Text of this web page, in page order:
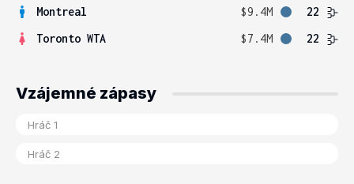
Montreal $9.4M
22
Toronto WTA
$7.4M 22
Vzájemné zápasy